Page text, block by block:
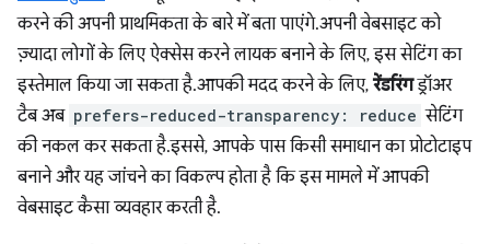
करने की अपनी प्राथमिकता के बारे में बता पाएंगे. अपनी वेबसाइट को
ज़्यादा लोगों के लिए ऐक्सेस करने लायक बनाने के लिए, इस सेटिंग का
इस्तेमाल किया जा सकता है. आपकी मदद करने के लिए, रेंडरिंगड्रॉअर
टैब अब prefers-reduced-transparency: reduce सेटिंग
की नकल कर सकता है. इससे, आपके पास किसी समाधान का प्रोटोटाइप
बनाने और यह जांचने का विकल्प होता है कि इस मामले में आपकी
वेबसाइट कैसा व्यवहार करती है.